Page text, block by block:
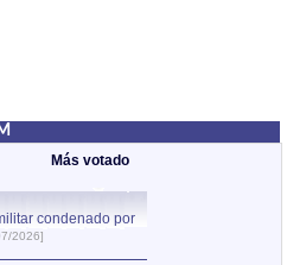
Más votado
condenado por
2026]